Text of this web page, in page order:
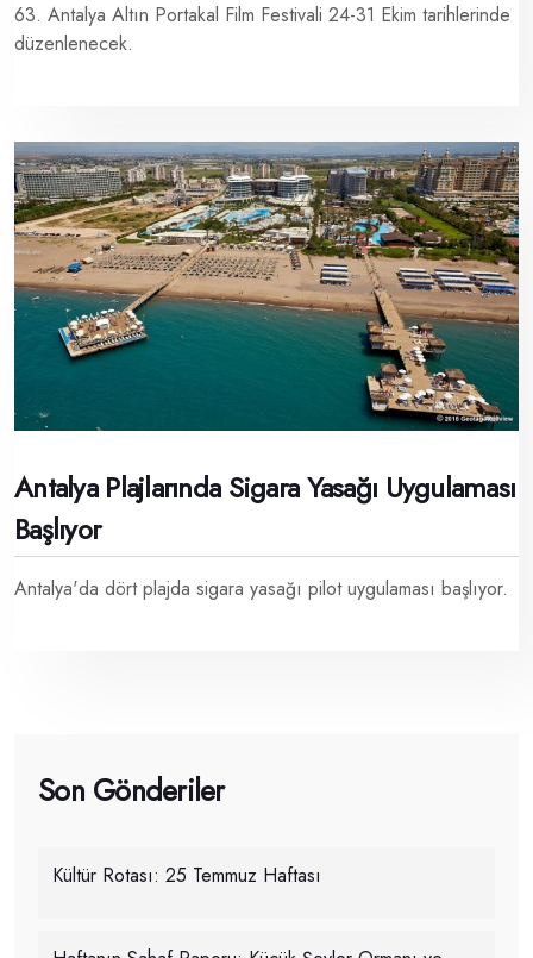
63. Antalya Altın Portakal Film Festivali 24-31 Ekim tarihlerinde
düzenlenecek.
Antalya Plajlarında Sigara Yasağı Uygulaması
Başlıyor
Antalya'da dört plajda sigara yasağı pilot uygulaması başlıyor.
Son Gönderiler
Kültür Rotası: 25 Temmuz Haftası